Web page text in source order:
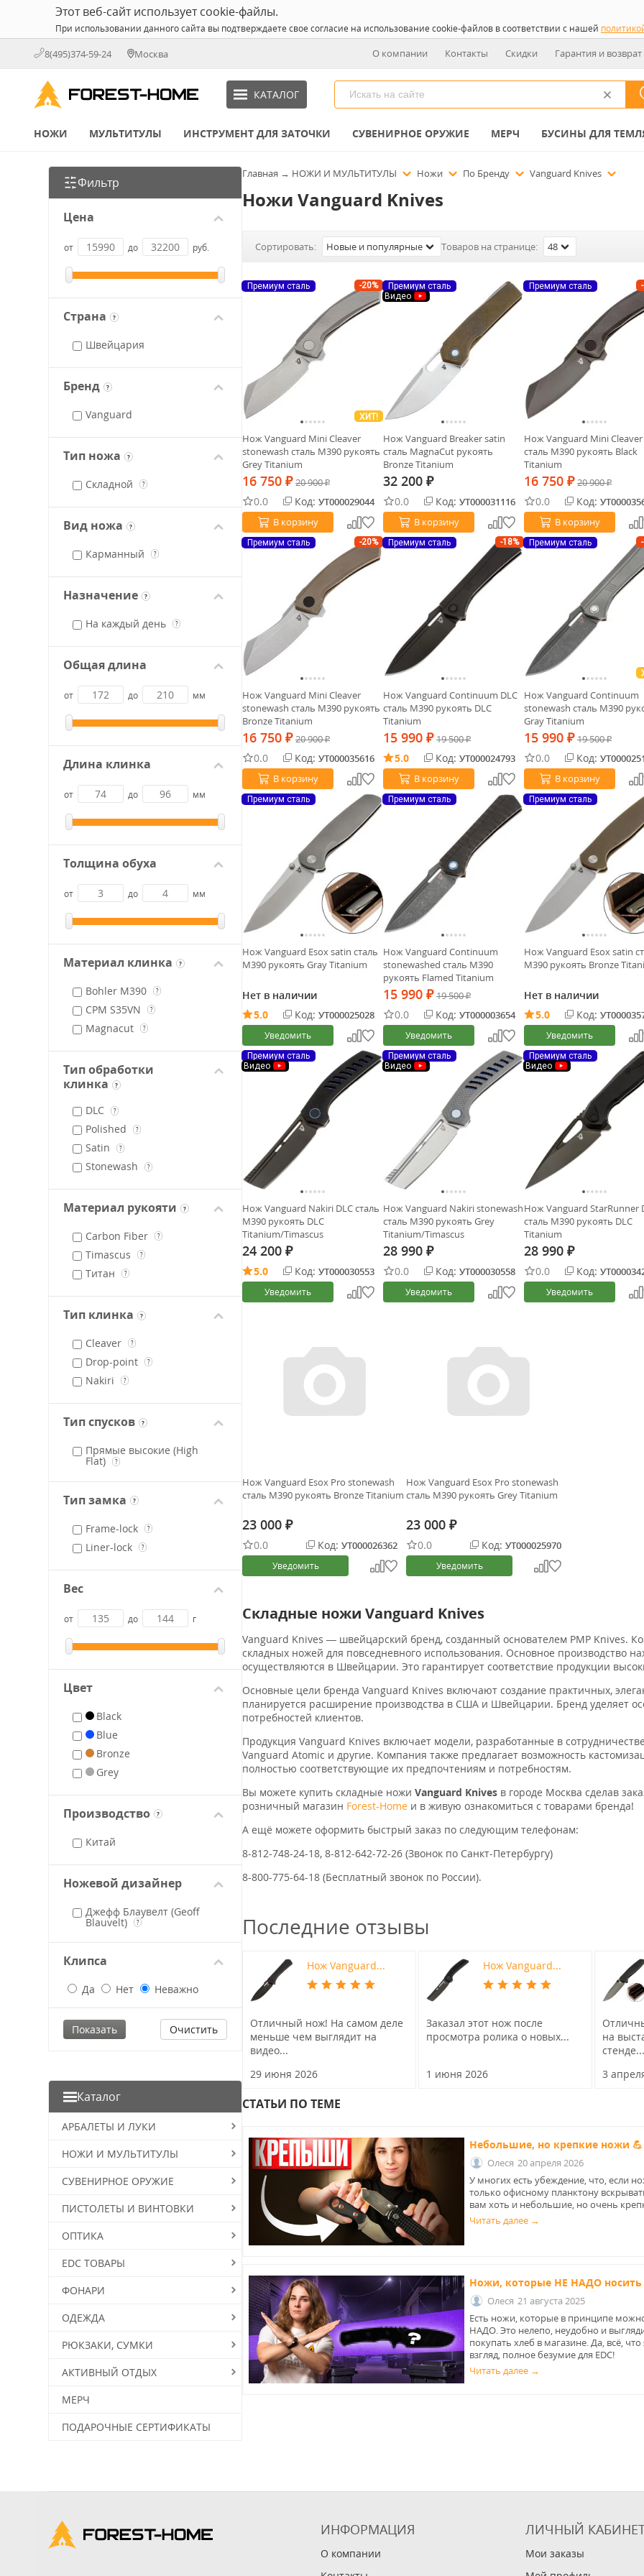
Этот веб-сайт использует cookie-файлы.
При использовании данного сайта вы подтверждаете свое согласие на использование cookie-файлов в соответствии с нашей
8(495)374-59-24 Москва О компании Контакты Скидки Гарантия и возврат
КАТАЛОГ
НОЖИ МУЛЬТИТУЛЫ ИНСТРУМЕНТ ДЛЯ ЗАТОЧКИ СУВЕНИРНОЕ ОРУЖИЕ МЕРЧ БУСИНЫ ДЛЯ
Фильтр
Цена
от до руб.
Страна ?
Швейцария
Бренд ?
Vanguard
Тип ножа ?
Складной ?
Вид ножа ?
Карманный ?
Назначение ?
На каждый день ?
Общая длина
от до мм
Длина клинка
от до мм
Толщина обуха
от до мм
Материал клинка ?
Bohler M390 ?
CPM S35VN ?
Magnacut ?
Тип обработки
клинка
?
DLC ?
Polished ?
Satin ?
Stonewash ?
Материал рукояти ?
Carbon Fiber ?
Timascus ?
Титан ?
Тип клинка ?
Cleaver ?
Drop-point ?
Nakiri ?
Тип спусков ?
Прямые высокие (High
Flat)
?
Тип замка ?
Frame-lock ?
Liner-lock ?
Вес
от до г
Цвет
Black
Blue
Bronze
Grey
Производство ?
Китай
Ножевой дизайнер
Джефф Блаувелт (Geoff
Blauvelt)
?
Клипса
Да Нет Неважно
Очистить
Каталог
АРБАЛЕТЫ И ЛУКИ
НОЖИ И МУЛЬТИТУЛЫ
СУВЕНИРНОЕ ОРУЖИЕ
ПИСТОЛЕТЫ И ВИНТОВКИ
ОПТИКА
EDC ТОВАРЫ
ФОНАРИ
ОДЕЖДА
РЮКЗАКИ, СУМКИ
АКТИВНЫЙ ОТДЫХ
МЕРЧ
ПОДАРОЧНЫЕ СЕРТИФИКАТЫ
Главная → НОЖИ И МУЛЬТИТУЛЫ Ножи По Бренду Vanguard Knives
Ножи Vanguard Knives
Сортировать: Новые и популярные Товаров на странице: 48
-20%
Премиум сталь
ХИТ!
Нож Vanguard Mini Cleaver
stonewash сталь M390 рукоять
Grey Titanium
16 750 ₽ 20 900₽
0.0 Код: УТ000029044
В корзину
Премиум сталь
Видео
Нож Vanguard Breaker satin
сталь MagnaCut рукоять
Bronze Titanium
32 200 ₽
0.0 Код: УТ000031116
В корзину
Премиум сталь
Нож Vanguard Mini Cleaver
сталь M390 рукоять Black
Titanium
16 750 ₽ 20 900₽
0.0 Код:
В корзину
-20%
Премиум сталь
Нож Vanguard Mini Cleaver
stonewash сталь M390 рукоять
Bronze Titanium
16 750 ₽ 20 900₽
0.0 Код: УТ000035616
В корзину
-18%
Премиум сталь
Нож Vanguard Continuum DLC
сталь M390 рукоять DLC
Titanium
15 990 ₽ 19 500₽
5.0 Код: УТ000024793
В корзину
Премиум сталь
Нож Vanguard Continuum
stonewash сталь M390
Gray Titanium
15 990 ₽ 19 500₽
0.0 Код:
В корзину
Премиум сталь
Нож Vanguard Esox satin сталь
M390 рукоять Gray Titanium
Нет в наличии
5.0
Код: УТ000025028
Уведомить
Премиум сталь
Нож Vanguard Continuum
stonewashed сталь M390
рукоять Flamed Titanium
15 990 ₽ 19 500₽
0.0 Код: УТ000003654
Уведомить
Премиум сталь
Нож Vanguard Esox satin
M390 рукоять Bronze
Нет в наличии
5.0
Код:
Уведомить
Премиум сталь
Видео
Нож Vanguard Nakiri DLC сталь
M390 рукоять DLC
Titanium/Timascus
24 200 ₽
5.0 Код: УТ000030553
Уведомить
Премиум сталь
Видео
Нож Vanguard Nakiri stonewash
сталь M390 рукоять Grey
Titanium/Timascus
28 990 ₽
0.0 Код: УТ000030558
Уведомить
Премиум сталь
Видео
Нож Vanguard StarRunner
сталь M390 рукоять DLC
Titanium
28 990 ₽
0.0 Код:
Уведомить
Нож Vanguard Esox Pro stonewash
сталь M390 рукоять Bronze Titanium
23 000 ₽
0.0 Код: УТ000026362
Уведомить
Нож Vanguard Esox Pro stonewash
сталь M390 рукоять Grey Titanium
23 000 ₽
0.0 Код: УТ000025970
Уведомить
Складные ножи Vanguard Knives
Vanguard Knives — швейцарский бренд, созданный основателем PMP Knives.
складных ножей для повседневного использования. Основное производство
осуществляются в Швейцарии. Это гарантирует соответствие продукции
Основные цели бренда Vanguard Knives включают создание практичных,
планируется расширение производства в США и Швейцарии. Бренд уделяет
потребностей клиентов.
Продукция Vanguard Knives включает модели, разработанные в
Vanguard Atomic и другие. Компания также предлагает возможность
полностью соответствующие их предпочтениям и потребностям.
Вы можете купить складные ножи Vanguard Knives в городе Москва сделав
розничный магазин Forest-Home и в живую ознакомиться с товарами бренда!
А ещё можете оформить быстрый заказ по следующим телефонам:
8-812-748-24-18, 8-812-642-72-26 (Звонок по Санкт-Петербургу)
8-800-775-64-18 (Бесплатный звонок по России).
Последние отзывы
Нож Vanguard...
Отличный нож! На самом деле
меньше чем выглядит на
видео...
29 июня 2026
Нож Vanguard...
Заказал этот нож после
просмотра ролика о новых...
1 июня 2026
на
стенде...
3
CТАТЬИ ПО ТЕМЕ
Небольшие, но крепкие ножи 💪
Олеся 20 апреля 2026
У многих есть убеждение, что, если
только офисному планктону
вам хоть и небольшие, но очень
Читать далее →
Ножи, которые НЕ НАДО носить
Олеся 21 августа 2025
Есть ножи, которые в принципе
НАДО. Это нелепо, неудобно и
покупать хлеб в магазине. Да, всё,
взгляд, полное безумие для EDC!
Читать далее →
ИНФОРМАЦИЯ
О компании
ЛИЧНЫЙ
Мои заказы